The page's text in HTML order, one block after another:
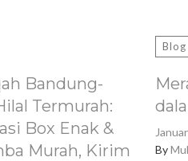
Bandung-
Termurah:
Box Enak &
Murah, Kirim
Blog
By